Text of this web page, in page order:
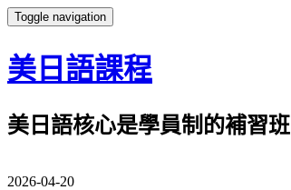
Toggle navigation
美日語課程
美日語核心是學員制的補習班
2026-04-20